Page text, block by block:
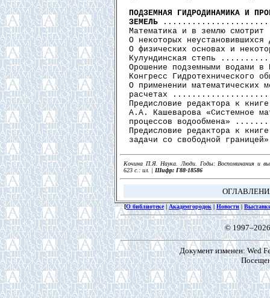
ПОДЗЕМНАЯ ГИДРОДИНАМИКА И
ЗЕМЕЛЬ
Математика и в землю
О некоторых
О физических основах и
Кулундинская степь
Орошение подземными
Конгресс
О применении математических
расчетах
Предисловие редактора к
А.А. Кашеварова «Системное
процессов
Предисловие редактора к
Кочина П.Я. Наука. Люди. Годы: Воспоминания и
623 с.: ил. | Шифр: Г88-18586
[О библиотеке|Академгородок |Новости|
©
Документ изменен: Wed